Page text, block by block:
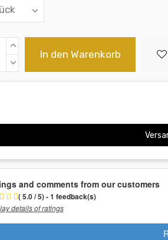
In den Warenkorb
and comments from our customers
( 5.0 / 5) - 1 feedback(s)
details of ratings